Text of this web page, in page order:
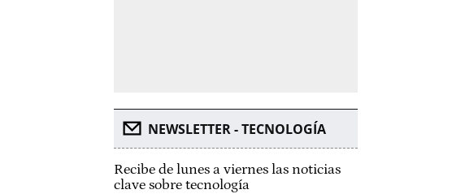
NEWSLETTER - TECNOLOGÍA
Recibe de lunes a viernes las noticias
clave sobre tecnología